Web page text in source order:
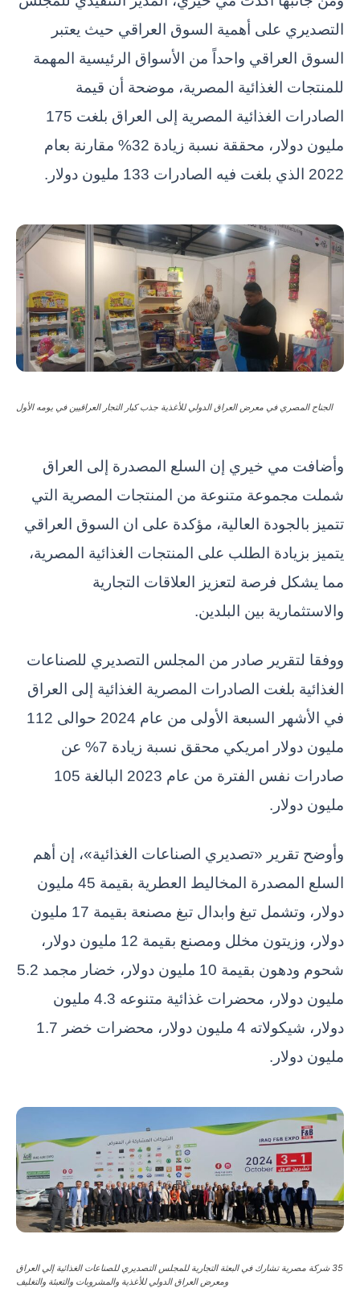
التصديري على أهمية السوق العراقي حيث يعتبر
السوق العراقي واحداً من الأسواق الرئيسية المهمة
للمنتجات الغذائية المصرية، موضحة أن قيمة
الصادرات الغذائية المصرية إلى العراق بلغت 175
مليون دولار، محققة نسبة زيادة 32% مقارنة بعام
2022 الذي بلغت فيه الصادرات 133 مليون دولار.
الجناح المصري في معرض العراق الدولي للأغذية جذب كبار التجار العراقيين في يومه الأول
وأضافت مي خيري إن السلع المصدرة إلى العراق
شملت مجموعة متنوعة من المنتجات المصرية التي
تتميز بالجودة العالية، مؤكدة على ان السوق العراقي
يتميز بزيادة الطلب على المنتجات الغذائية المصرية،
مما يشكل فرصة لتعزيز العلاقات التجارية
والاستثمارية بين البلدين.
ووفقا لتقرير صادر من المجلس التصديري للصناعات
الغذائية بلغت الصادرات المصرية الغذائية إلى العراق
في الأشهر السبعة الأولى من عام 2024 حوالى 112
مليون دولار امريكي محقق نسبة زيادة 7% عن
صادرات نفس الفترة من عام 2023 البالغة 105
مليون دولار.
وأوضح تقرير «تصديري الصناعات الغذائية»، إن أهم
السلع المصدرة المخاليط العطرية بقيمة 45 مليون
دولار، وتشمل تبغ وابدال تبغ مصنعة بقيمة 17 مليون
دولار، وزيتون مخلل ومصنع بقيمة 12 مليون دولار،
شحوم ودهون بقيمة 10 مليون دولار، خضار مجمد 5.2
مليون دولار، محضرات غذائية متنوعه 4.3 مليون
دولار، شيكولاته 4 مليون دولار، محضرات خضر 1.7
مليون دولار.
35 شركة مصرية تشارك في البعثة التجارية للمجلس التصديري للصناعات الغذائية إلي العراق
ومعرض العراق الدولي للأغذية والمشروبات والتعبئة والتغليف